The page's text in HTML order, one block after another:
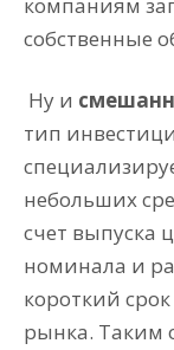
собственные
Ну и
тип
небольших
счет выпуска
номинала и
короткий срок
рынка. Таким